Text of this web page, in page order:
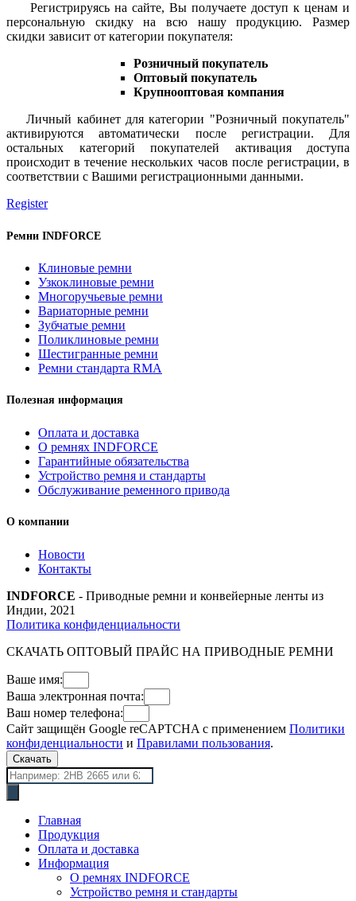
Регистрируясь на сайте, Вы получаете доступ к ценам и
персональную скидку на всю нашу продукцию. Размер
скидки зависит от категории покупателя:
Розничный покупатель
Оптовый покупатель
Крупнооптовая компания
Личный кабинет для категории "Розничный покупатель"
активируются автоматически после регистрации. Для
остальных категорий покупателей активация доступа
происходит в течение нескольких часов после регистрации, в
соответствии с Вашими регистрационными данными.
Register
Ремни INDFORCE
Клиновые ремни
Узкоклиновые ремни
Многоручьевые ремни
Вариаторные ремни
Зубчатые ремни
Поликлиновые ремни
Шестигранные ремни
Ремни стандарта RMA
Полезная информация
Оплата и доставка
О ремнях INDFORCE
Гарантийные обязательства
Устройство ремня и стандарты
Обслуживание ременного привода
О компании
Новости
Контакты
INDFORCE - Приводные ремни и конвейерные ленты из
Индии, 2021
Политика конфиденциальности
СКАЧАТЬ ОПТОВЫЙ ПРАЙС НА ПРИВОДНЫЕ РЕМНИ
Ваше имя:
Ваша электронная почта:
Ваш номер телефона:
Сайт защищён Google reCAPTCHA с применением Политики
конфиденциальности и Правилами пользования.
Скачать
Поиск
товаров
Главная
Продукция
Оплата и доставка
Информация
О ремнях INDFORCE
Устройство ремня и стандарты